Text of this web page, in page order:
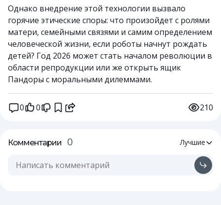
Однако внедрение этой технологии вызвало
горячие этические споры: что произойдет с ролями
матери, семейными связями и самим определением
человеческой жизни, если роботы начнут рождать
детей? Год 2026 может стать началом революции в
области репродукции или же открыть ящик
Пандоры с моральными дилеммами.
0 0 210
Комментарии 0 Лучшие